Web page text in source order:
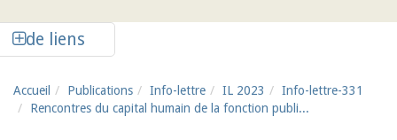
de liens
Accueil Publications Info-lettre IL 2023
Info-lettre-331
Rencontres du capital humain de la fonction publi...